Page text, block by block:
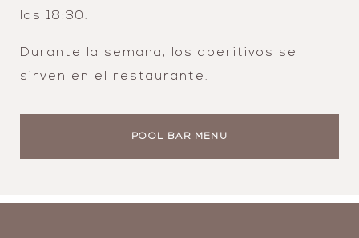
las 18:30.
Durante la semana, los aperitivos se
sirven en el restaurante.
POOL BAR MENU